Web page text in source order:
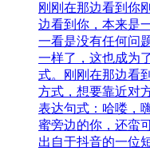
刚刚在那边看到你
边看到你，本来是
一看是没有任何问
一样了，这也成为
式。刚刚在那边看
方式，想要靠近对
表达句式：哈喽，
蜜旁边的你，还蛮
出自于抖音的一位